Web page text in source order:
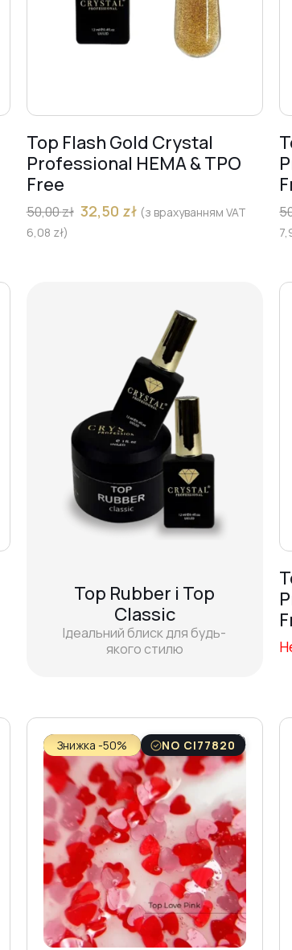
Top Flash Gold Crystal
Professional HEMA & TPO
Free
50,00zł 32,50 zł (з врахуванням VAT
6,08 zł)
Top Rubber i Top
Classic
Ідеальний блиск для будь-
якого стилю
Знижка -50% NO CI77820